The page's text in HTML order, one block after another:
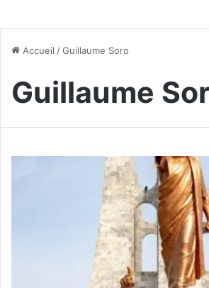
Accueil /Guillaume Soro
Guillaume